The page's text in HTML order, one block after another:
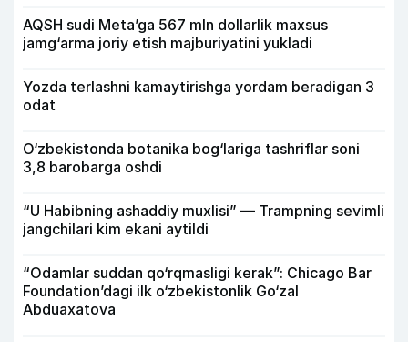
AQSH sudi Meta’ga 567 mln dollarlik maxsus
jamg‘arma joriy etish majburiyatini yukladi
Yozda terlashni kamaytirishga yordam beradigan 3
odat
O‘zbekistonda botanika bog‘lariga tashriflar soni
3,8 barobarga oshdi
“U Habibning ashaddiy muxlisi” — Trampning sevimli
jangchilari kim ekani aytildi
“Odamlar suddan qo‘rqmasligi kerak”: Chicago Bar
Foundation’dagi ilk o‘zbekistonlik Go‘zal
Abduaxatova